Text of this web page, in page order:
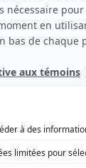
Théo Darmana